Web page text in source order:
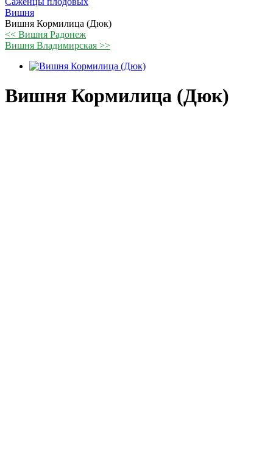
Вишня
Вишня Кормилица (Дюк)
<< Вишня Радонеж
Вишня Владимирская >>
Вишня Кормилица (Дюк)